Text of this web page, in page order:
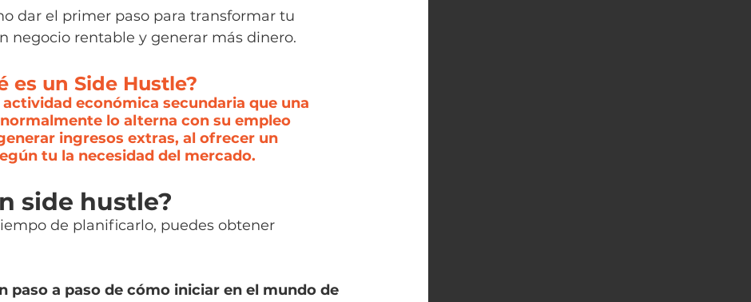
dar el primer paso para transformar tu
negocio rentable y generar más dinero.
un Side Hustle?
actividad económica secundaria que una
lo alterna con su empleo
ingresos extras, al ofrecer un
tu la necesidad del mercado.
side hustle?
de planificarlo, puedes obtener
paso a paso de cómo iniciar en el mundo de